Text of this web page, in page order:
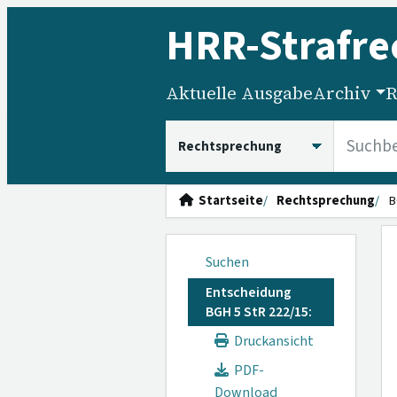
HRR-
Aktuelle AusgabeArchiv
Startseite Rechtsprechung
Suchen
Entscheidung
BGH 5 StR 222/15:
Druckansicht
PDF-
Download